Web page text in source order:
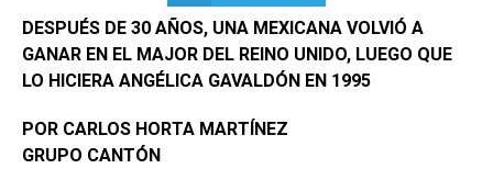
DESPUÉS DE 30 AÑOS, UNA MEXICANA VOLVIÓ A
GANAR EN EL MAJOR DEL REINO UNIDO, LUEGO QUE
LO HICIERA ANGÉLICA GAVALDÓN EN 1995
POR CARLOS HORTA MARTÍNEZ
GRUPO CANTÓN